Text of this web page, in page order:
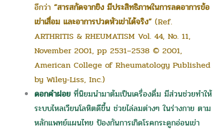
อีกว่า“สารสกัดจากขิง มีประสิทธิภาพในการลดอาการข้อ
เข่าเสื่อม และอาการปวดหัวเข่าได้จริง” (Ref.
ARTHRITIS & RHEUMATISM Vol. 44, No. 11,
November 2001, pp 2531–2538 © 2001,
American College of Rheumatology Published
by Wiley-Liss, Inc.)
ดอกคำฝอย ที่นิยมนำมาต้มเป็นเครื่องดื่ม มีส่วนช่วยทำให้
ระบบไหลเวียนโลหิตดีขึ้น ช่วยไล่ลมต่างๆ ในร่างกาย ตาม
หลักแพทย์แผนไทย ป้องกันการเกิดโรคกระดูกอ่อนเข่า